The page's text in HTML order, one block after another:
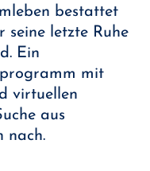
bestattet
seine letzte Ruhe
Ein
mit
virtuellen
aus
nach.